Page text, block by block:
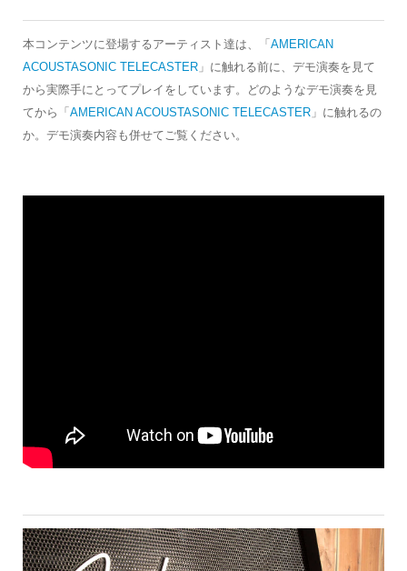
本コンテンツに登場するアーティスト達は、「 AMERICAN
ACOUSTASONIC TELECASTER」に触れる前に、デモ演奏を見て
から実際手にとってプレイをしています。どのようなデモ演奏を見
てから「 AMERICAN ACOUSTASONIC TELECASTER」に触れるの
か。デモ演奏内容も併せてご覧ください。